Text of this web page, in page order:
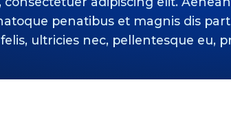
penatibus et magnis dis
ultricies nec, pellentesque eu,